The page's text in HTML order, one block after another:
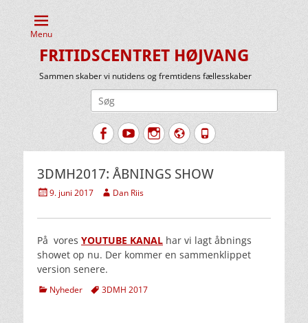
Menu
FRITIDSCENTRET HØJVANG
Sammen skaber vi nutidens og fremtidens fællesskaber
FacebookYouTubeInstagram
Website
Tlf.
3DMH2017: ÅBNINGS SHOW
Udgivet
9. juni 2017 Forfatter
Dan Riis
På vores YOUTUBE KANAL har vi lagt åbnings
showet op nu. Der kommer en sammenklippet
version senere.
kategorier
Nyheder Tags3DMH 2017